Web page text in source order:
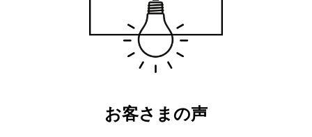
お客さまの声